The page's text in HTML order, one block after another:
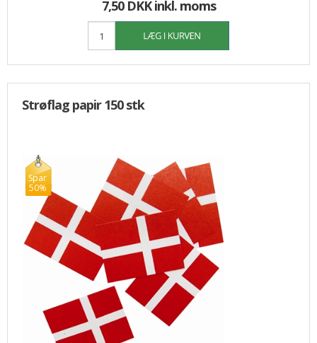
7,50 DKK inkl. moms
Strøflag papir 150 stk
Spar
50%